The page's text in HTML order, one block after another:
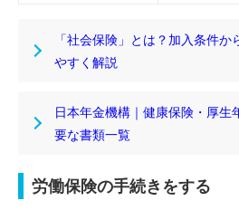
「社会保険」とは？加入条件か
やすく解説
日本年金機構｜健康保険・厚
要な書類一覧
労働保険の手続きをする